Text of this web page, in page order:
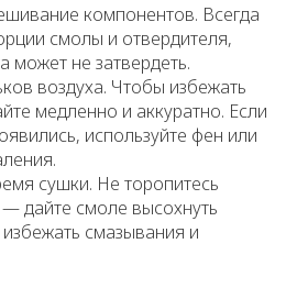
компонентов. Всегда
смолы и отвердителя,
может не затвердеть.
воздуха. Чтобы избежать
медленно и аккуратно. Если
используйте фен или
сушки. Не торопитесь
дайте смоле высохнуть
смазывания и